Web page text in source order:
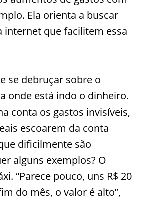
Ela orienta a buscar
internet que facilitem essa
se debruçar sobre o
onde está indo o dinheiro.
conta os gastos invisíveis,
escoarem da conta
dificilmente são
alguns exemplos? O
“Parece pouco, uns R$ 20
do mês, o valor é alto”,